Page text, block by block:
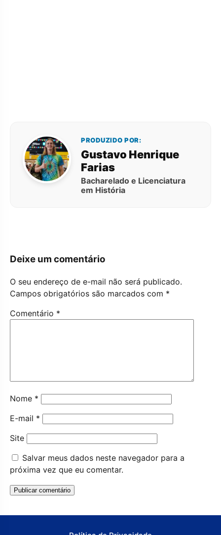
PRODUZIDO POR:
Gustavo Henrique
Farias
Bacharelado e Licenciatura
em História
Deixe um comentário
O seu endereço de e-mail não será publicado.
Campos obrigatórios são marcados com *
Comentário *
Nome *
E-mail *
Site
Salvar meus dados neste navegador para a
próxima vez que eu comentar.